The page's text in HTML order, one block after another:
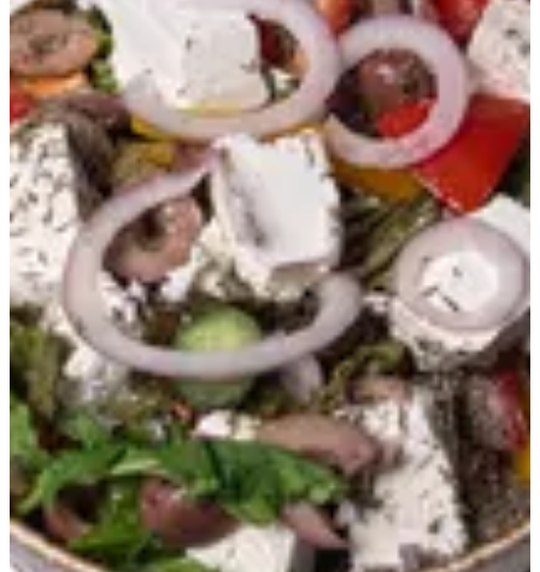
Greek Salad
148 ج.م
تعليمات خاصة